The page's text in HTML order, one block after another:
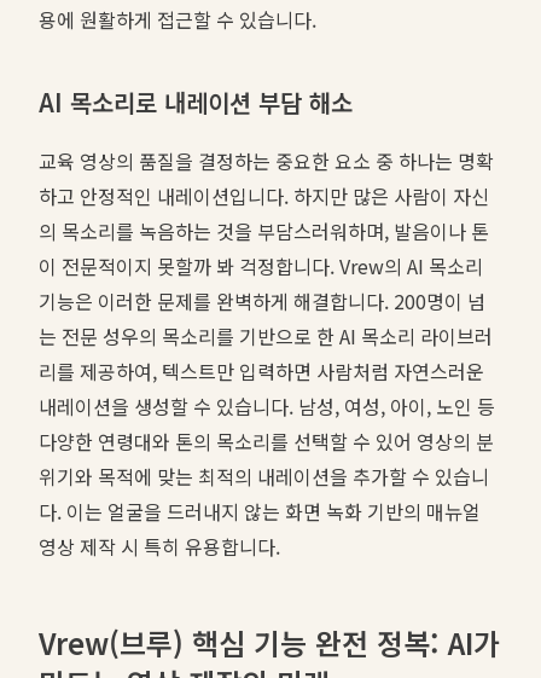
용에 원활하게 접근할 수 있습니다.
AI 목소리로 내레이션 부담 해소
교육 영상의 품질을 결정하는 중요한 요소 중 하나는 명확
하고 안정적인 내레이션입니다. 하지만 많은 사람이 자신
의 목소리를 녹음하는 것을 부담스러워하며, 발음이나 톤
이 전문적이지 못할까 봐 걱정합니다. Vrew의 AI 목소리
기능은 이러한 문제를 완벽하게 해결합니다. 200명이 넘
는 전문 성우의 목소리를 기반으로 한 AI 목소리 라이브러
리를 제공하여, 텍스트만 입력하면 사람처럼 자연스러운
내레이션을 생성할 수 있습니다. 남성, 여성, 아이, 노인 등
다양한 연령대와 톤의 목소리를 선택할 수 있어 영상의 분
위기와 목적에 맞는 최적의 내레이션을 추가할 수 있습니
다. 이는 얼굴을 드러내지 않는 화면 녹화 기반의 매뉴얼
영상 제작 시 특히 유용합니다.
Vrew(브루) 핵심 기능 완전 정복: AI가